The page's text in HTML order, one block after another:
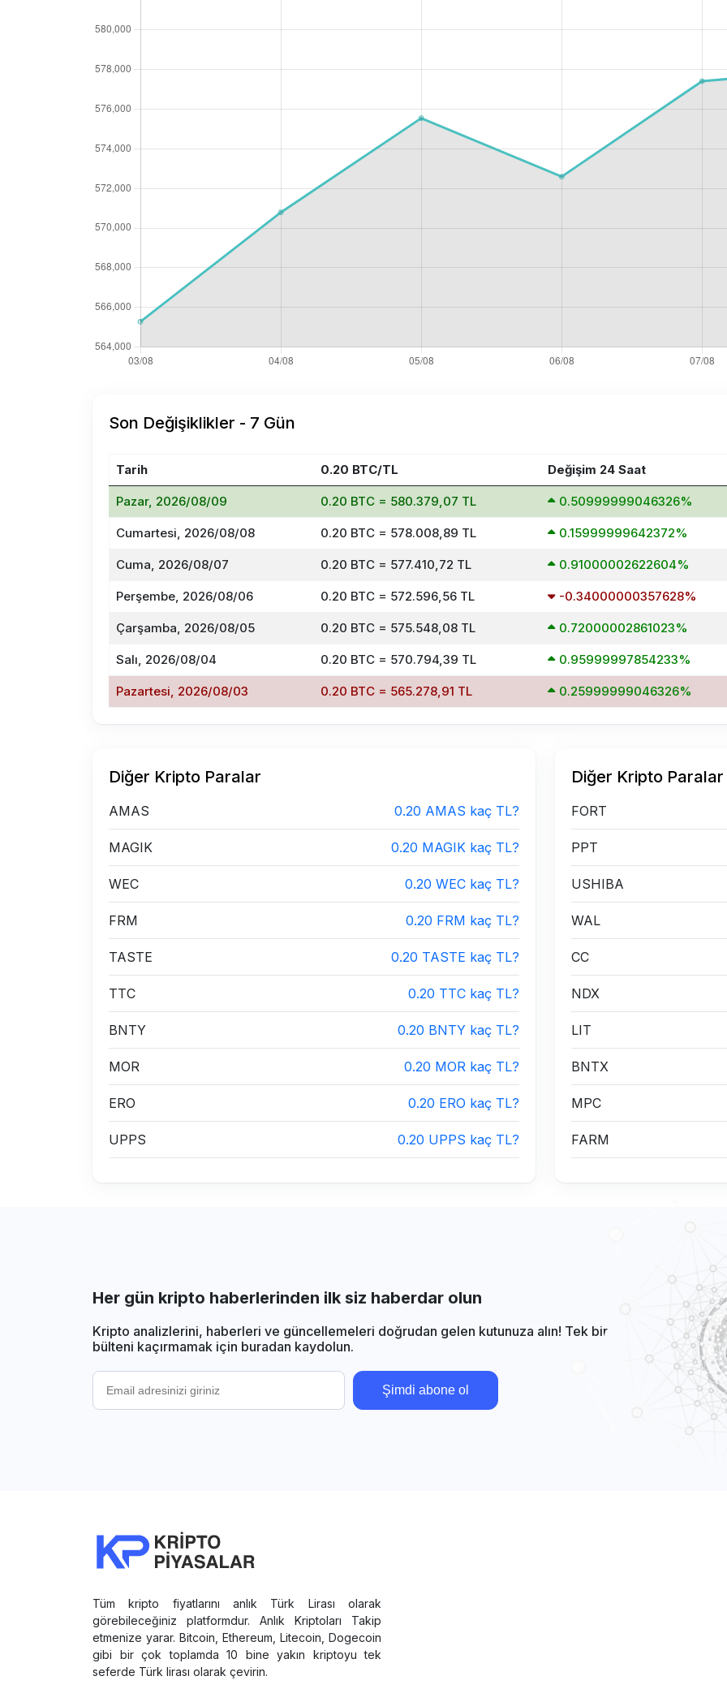
Son Değişiklikler - 7 Gün
Tarih 0.20 BTC/TL Değişim 24 Saat
Pazar, 2026/08/09 0.20 BTC = 580.379,07 TL 0.50999999046326%
Cumartesi, 2026/08/08 0.20 BTC = 578.008,89 TL 0.15999999642372%
Cuma, 2026/08/07 0.20 BTC = 577.410,72 TL 0.91000002622604%
Perşembe, 2026/08/06 0.20 BTC = 572.596,56 TL -0.34000000357628%
Çarşamba, 2026/08/05 0.20 BTC = 575.548,08 TL 0.72000002861023%
Salı, 2026/08/04 0.20 BTC = 570.794,39 TL 0.95999997854233%
Pazartesi, 2026/08/03 0.20 BTC = 565.278,91 TL 0.25999999046326%
Diğer Kripto Paralar
AMAS 0.20 AMAS kaç TL?
MAGIK 0.20 MAGIK kaç TL?
WEC 0.20 WEC kaç TL?
FRM 0.20 FRM kaç TL?
TASTE 0.20 TASTE kaç TL?
TTC 0.20 TTC kaç TL?
BNTY 0.20 BNTY kaç TL?
MOR 0.20 MOR kaç TL?
ERO 0.20 ERO kaç TL?
UPPS 0.20 UPPS kaç TL?
Diğer Kripto Paralar
FORT
PPT
USHIBA
WAL
CC
NDX
LIT
BNTX
MPC
FARM
Her gün kripto haberlerinden ilk siz haberdar olun
Kripto analizlerini, haberleri ve güncellemeleri doğrudan gelen kutunuza alın! Tek bir
bülteni kaçırmamak için buradan kaydolun.
Şimdi abone ol
Tüm kripto fiyatlarını anlık Türk Lirası olarak
görebileceğiniz platformdur. Anlık Kriptoları Takip
etmenize yarar. Bitcoin, Ethereum, Litecoin, Dogecoin
gibi bir çok toplamda 10 bine yakın kriptoyu tek
seferde Türk lirası olarak çevirin.